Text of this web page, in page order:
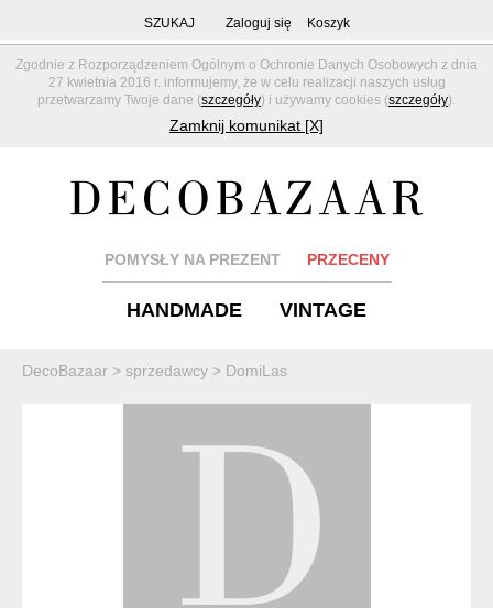
Zgodnie z Rozporządzeniem Ogólnym o Ochronie Danych Osobowych z dnia
27 kwietnia 2016 r. informujemy, że w celu realizacji naszych usług
przetwarzamy Twoje dane (szczegóły) i używamy cookies (szczegóły).
Zamknij komunikat [X]
SZUKAJ Zaloguj się Koszyk
POMYSŁY NA PREZENT PRZECENY
HANDMADE VINTAGE
DecoBazaar > sprzedawcy > DomiLas